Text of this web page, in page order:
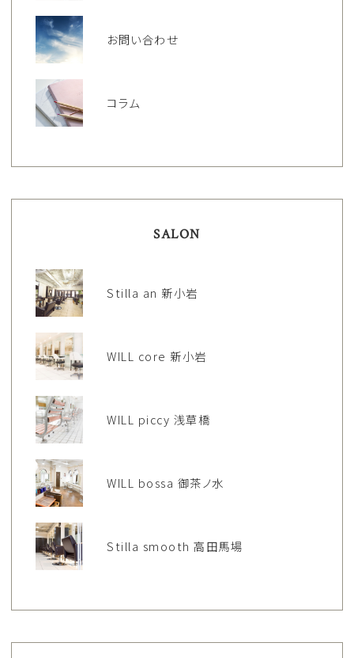
お問い合わせ
コラム
SALON
Stilla an 新小岩
WILL core 新小岩
WILL piccy 浅草橋
WILL bossa 御茶ノ水
Stilla smooth 高田馬場